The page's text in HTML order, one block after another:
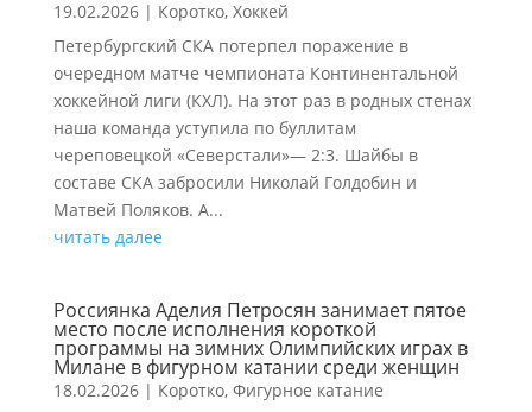
19.02.2026| Коротко, Хоккей
Петербургский СКА потерпел поражение в
очередном матче чемпионата Континентальной
хоккейной лиги (КХЛ). На этот раз в родных стенах
наша команда уступила по буллитам
череповецкой «Северстали»— 2:3. Шайбы в
составе СКА забросили Николай Голдобин и
Матвей Поляков. А...
читать далее
Россиянка Аделия Петросян занимает пятое
место после исполнения короткой
программы на зимних Олимпийских играх в
Милане в фигурном катании среди женщин
18.02.2026| Коротко, Фигурное катание